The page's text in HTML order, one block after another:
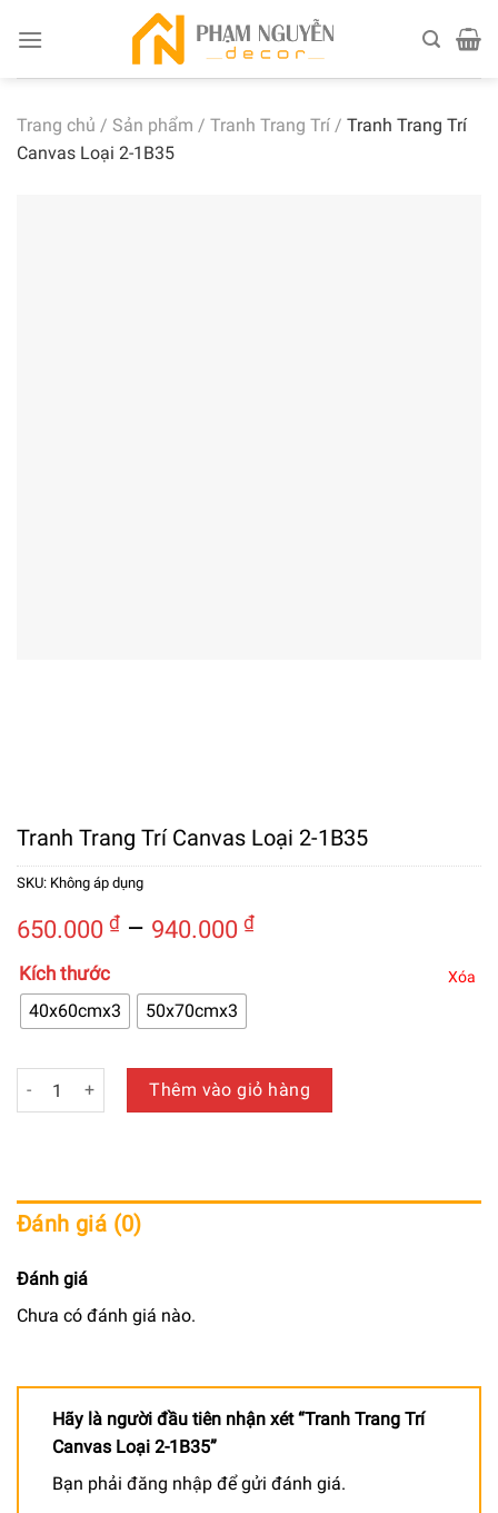
Trang chủ / Sản phẩm / Tranh Trang Trí / Tranh Trang Trí
Canvas Loại 2-1B35
Tranh Trang Trí Canvas Loại 2-1B35
SKU: Không áp dụng
650.000 ₫ – 940.000 ₫Khoảng
940.000 ₫
Kích thước
40x60cmx3 50x70cmx3
Xóa
Tranh Trang Trí Canvas Loại 2-1B35 số lượng
Thêm vào giỏ hàng
Đánh giá (0)
Đánh giá
Chưa có đánh giá nào.
Hãy là người đầu tiên nhận xét “Tranh Trang Trí
Canvas Loại 2-1B35”
Bạn phải đăng nhập để gửi đánh giá.